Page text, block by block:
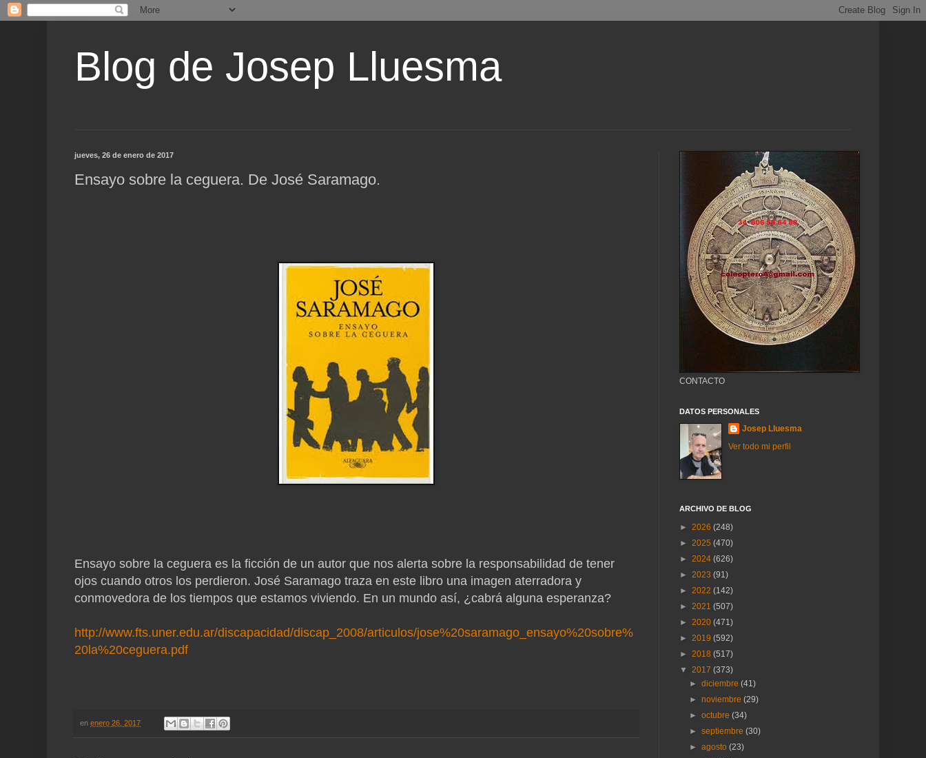
Blog de Josep Lluesma
jueves, 26 de enero de 2017
Ensayo sobre la ceguera. De José Saramago.
Ensayo sobre la ceguera es la ficción de un autor que nos alerta sobre la responsabilidad de tener
ojos cuando otros los perdieron. José Saramago traza en este libro una imagen aterradora y
conmovedora de los tiempos que estamos viviendo. En un mundo así, ¿cabrá alguna esperanza?
http://www.fts.uner.edu.ar/discapacidad/discap_2008/articulos/jose%20saramago_ensayo%20sobre%
20la%20ceguera.pdf
en enero 26, 2017
CONTACTO
DATOS PERSONALES
Josep Lluesma
Ver todo mi perfil
ARCHIVO DE BLOG
► 2026 (248)
► 2025 (470)
► 2024 (626)
► 2023 (91)
► 2022 (142)
► 2021 (507)
► 2020 (471)
► 2019 (592)
► 2018 (517)
▼ 2017 (373)
►diciembre(41)
►noviembre(29)
►octubre(34)
►septiembre(30)
►agosto(23)